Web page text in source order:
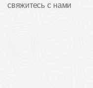
свяжитесь с нами